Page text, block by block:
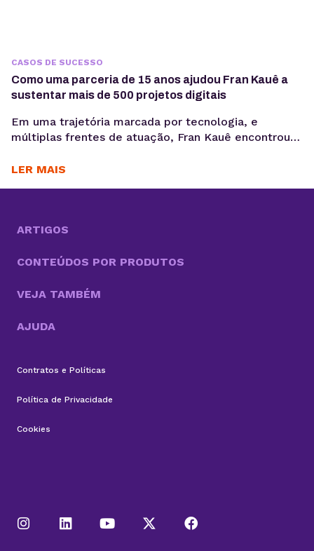
CASOS DE SUCESSO
Como uma parceria de 15 anos ajudou Fran Kauê a
sustentar mais de 500 projetos digitais
Em uma trajetória marcada por tecnologia, e
múltiplas frentes de atuação, Fran Kauê encontrou
hospedar e sustentar projetos digitais ao longo dos
familiares e novos...
LER MAIS
ARTIGOS
CONTEÚDOS POR PRODUTOS
VEJA TAMBÉM
AJUDA
Contratos e Políticas
Política de Privacidade
Cookies